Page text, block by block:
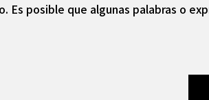
posible que algunas palabras o